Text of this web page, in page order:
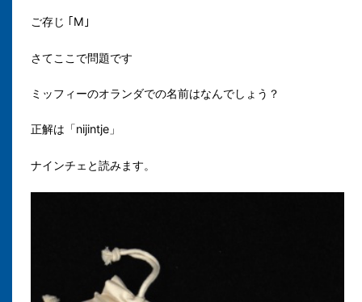
ご存じ ｢M｣
さてここで問題です
ミッフィーのオランダでの名前はなんでしょう？
正解は「nijintje」
ナインチェと読みます。